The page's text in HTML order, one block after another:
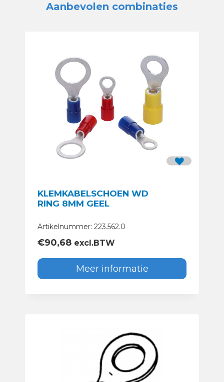
Aanbevolen combinaties
KLEMKABELSCHOEN WD
RING 8MM GEEL
Artikelnummer: 223.562.0
€90,68 excl.BTW
Meer informatie